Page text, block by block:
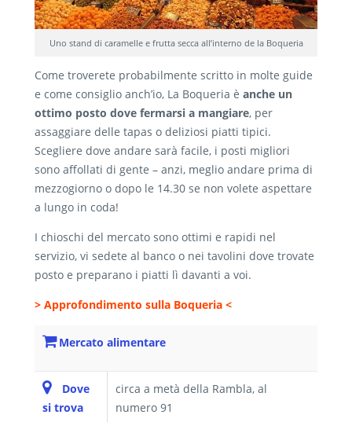
Uno stand di caramelle e frutta secca all’interno de la Boqueria
Come troverete probabilmente scritto in molte guide
e come consiglio anch’io, La Boqueria è anche un
ottimo posto dove fermarsi a mangiare, per
assaggiare delle tapas o deliziosi piatti tipici.
Scegliere dove andare sarà facile, i posti migliori
sono affollati di gente – anzi, meglio andare prima di
mezzogiorno o dopo le 14.30 se non volete aspettare
a lungo in coda!
I chioschi del mercato sono ottimi e rapidi nel
servizio, vi sedete al banco o nei tavolini dove trovate
posto e preparano i piatti lì davanti a voi.
> Approfondimento sulla Boqueria <
Mercato alimentare
Dove
si trova
circa a metà della Rambla, al
numero 91